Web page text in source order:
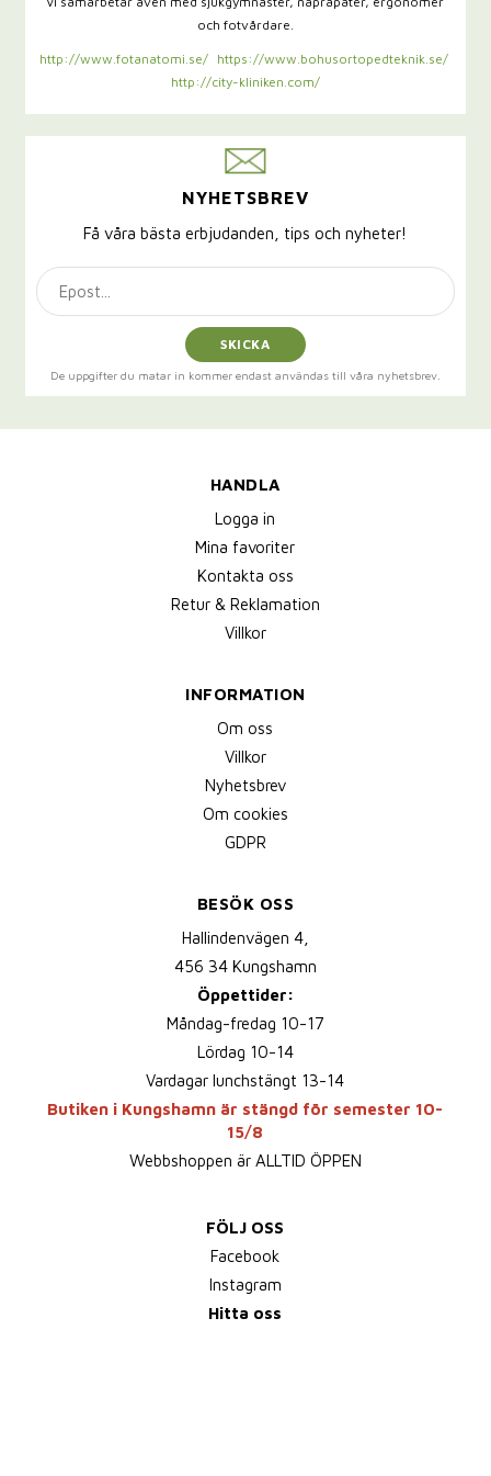
och fotvårdare.
http://www.fotanatomi.se/
https://www.bohusortopedteknik.se/
http://city-kliniken.com/
NYHETSBREV
Få våra bästa erbjudanden, tips och nyheter!
SKICKA
De uppgifter du matar in kommer endast användas till våra nyhetsbrev.
HANDLA
Logga in
Mina favoriter
Kontakta oss
Retur & Reklamation
Villkor
INFORMATION
Om oss
Villkor
Nyhetsbrev
Om cookies
GDPR
BESÖK OSS
Hallindenvägen 4,
456 34 Kungshamn
Öppettider:
Måndag-fredag 10-17
Lördag 10-14
Vardagar lunchstängt 13-14
Butiken i Kungshamn är stängd för semester 10-
15/8
Webbshoppen är ALLTID ÖPPEN
FÖLJ OSS
Facebook
Instagram
Hitta oss